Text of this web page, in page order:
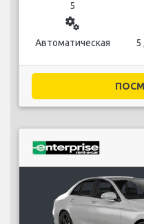
5
miscellaneous_services
Автоматическая 5